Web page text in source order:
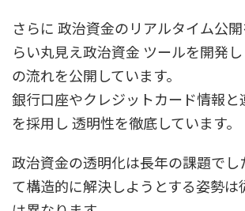
さらに 政治資金のリアルタイム公
らい丸見え政治資金 ツールを開発
の流れを公開しています。
銀行口座やクレジットカード情報と
を採用し 透明性を徹底しています。
政治資金の透明化は長年の課題でし
て構造的に解決しようとする姿勢は